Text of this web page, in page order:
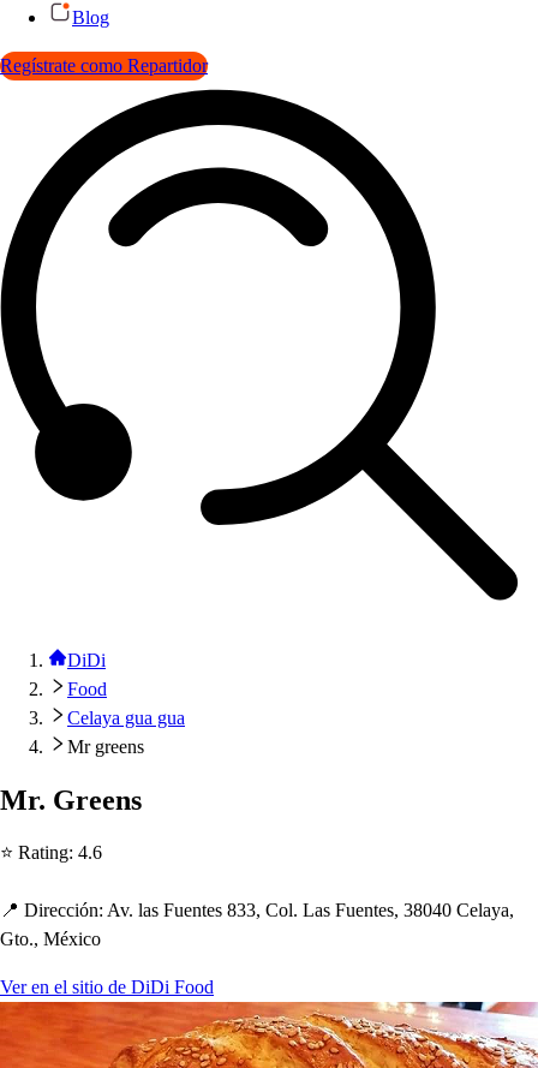
Blog
Regístrate como Repartidor
DiDi
Food
Celaya gua gua
Mr greens
Mr. Greens
⭐ Rating: 4.6
📍 Dirección: Av. las Fuentes 833, Col. Las Fuentes, 38040 Celaya,
Gto., México
Ver en el sitio de DiDi Food